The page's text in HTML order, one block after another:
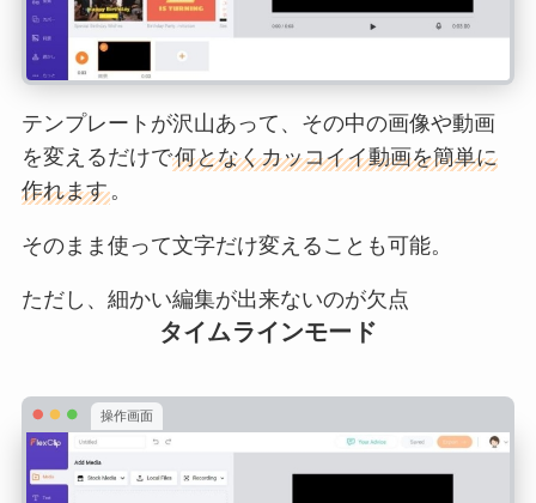
テンプレートが沢山あって、その中の画像や動画
を変えるだけで何となくカッコイイ動画を簡単に
作れます。
そのまま使って文字だけ変えることも可能。
ただし、細かい編集が出来ないのが欠点
タイムラインモード
操作画面